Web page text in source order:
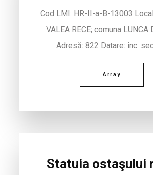
Cod LMI: HR-II-a-B-13003
VALEA RECE; comuna LUNCA
Adresă: 822 Datare: înc.
Array
Statuia ostaşului